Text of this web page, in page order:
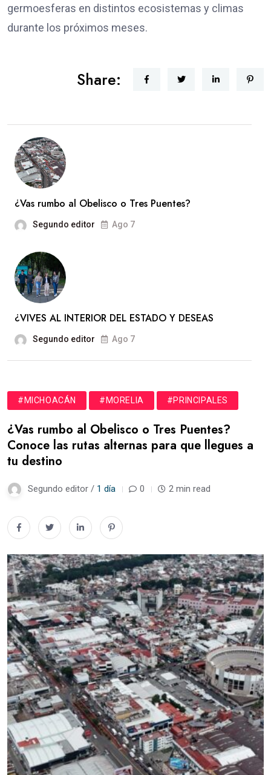
germoesferas en distintos ecosistemas y climas
durante los próximos meses.
Share:
¿Vas rumbo al Obelisco o Tres Puentes?
Segundo editor Ago 7
¿VIVES AL INTERIOR DEL ESTADO Y DESEAS
Segundo editor Ago 7
#MICHOACÁN #MORELIA #PRINCIPALES
¿Vas rumbo al Obelisco o Tres Puentes?
Conoce las rutas alternas para que llegues a
tu destino
Segundo editor / 1 día 0 2 min read